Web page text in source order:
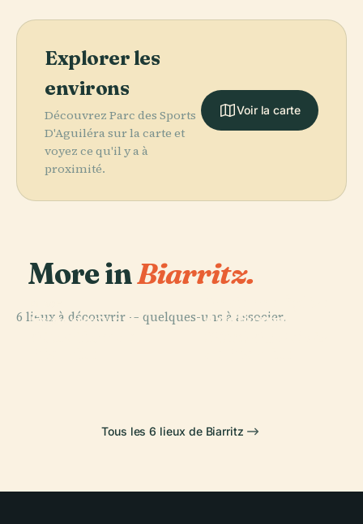
Explorer les
environs
Découvrez Parc des Sports
D'Aguiléra sur la carte et
voyez ce qu'il y a à
proximité.
Voir la carte
More inBiarritz.
6 lieux à découvrir — quelques-uns à associer.
Synagogue de
PLACE
PLACE
PLACE
Anglicane
Tous les 6 lieux de Biarritz